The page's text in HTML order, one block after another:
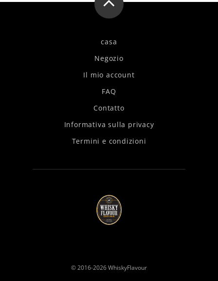
casa
Negozio
Il mio account
FAQ
Contatto
Informativa sulla privacy
Termini e condizioni
© 2016-2026WhiskyFlavour